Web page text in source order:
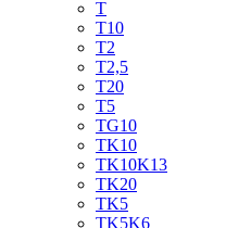
T
T10
T2
T2,5
T20
T5
TG10
TK10
TK10K13
TK20
TK5
TK5K6